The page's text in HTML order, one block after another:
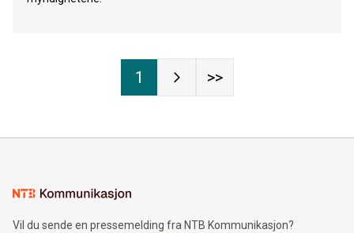
1 >>
Vil du sende en pressemelding fra NTB Kommunikasjon?